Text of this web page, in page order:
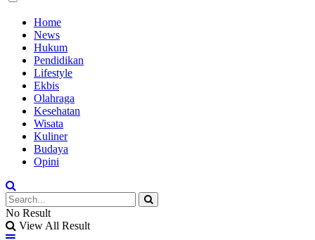
Home
News
Hukum
Pendidikan
Lifestyle
Ekbis
Olahraga
Kesehatan
Wisata
Kuliner
Budaya
Opini
No Result
View All Result